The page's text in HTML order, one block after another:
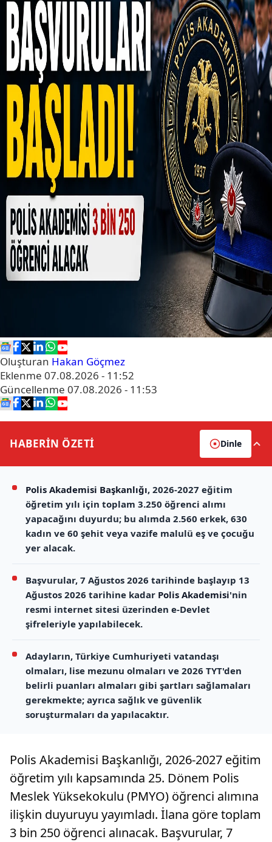
Oluşturan Hakan Göçmez
Eklenme 07.08.2026 - 11:52
Güncellenme 07.08.2026 - 11:53
HABERİN ÖZETİ Dinle
Polis Akademisi Başkanlığı, 2026-2027 eğitim
öğretim yılı için toplam 3.250 öğrenci alımı
yapacağını duyurdu; bu alımda 2.560 erkek, 630
kadın ve 60 şehit veya vazife malulü eş ve çocuğu
yer alacak.
Başvurular, 7 Ağustos 2026 tarihinde başlayıp 13
Ağustos 2026 tarihine kadar Polis Akademisi'nin
resmi internet sitesi üzerinden e-Devlet
şifreleriyle yapılabilecek.
Adayların, Türkiye Cumhuriyeti vatandaşı
olmaları, lise mezunu olmaları ve 2026 TYT'den
belirli puanları almaları gibi şartları sağlamaları
gerekmekte; ayrıca sağlık ve güvenlik
soruşturmaları da yapılacaktır.
Polis Akademisi Başkanlığı, 2026-2027 eğitim
öğretim yılı kapsamında 25. Dönem Polis
Meslek Yüksekokulu (PMYO) öğrenci alımına
ilişkin duyuruyu yayımladı. İlana göre toplam
3 bin 250 öğrenci alınacak. Başvurular, 7